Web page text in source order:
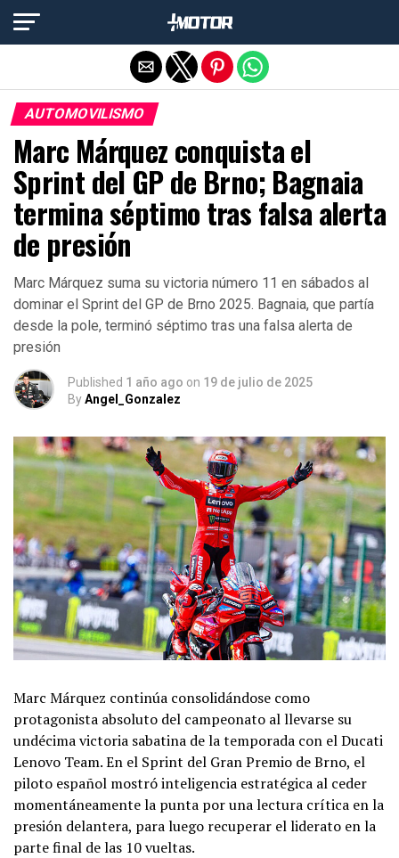
AUTOMOVILISMO
Marc Márquez conquista el
Sprint del GP de Brno; Bagnaia
termina séptimo tras falsa alerta
de presión
Marc Márquez suma su victoria número 11 en sábados al
dominar el Sprint del GP de Brno 2025. Bagnaia, que partía
desde la pole, terminó séptimo tras una falsa alerta de
presión
Published 1 año ago on 19 de julio de 2025
ByAngel_Gonzalez
Marc Márquez continúa consolidándose como
protagonista absoluto del campeonato al llevarse su
undécima victoria sabatina de la temporada con el Ducati
Lenovo Team. En el Sprint del Gran Premio de Brno, el
piloto español mostró inteligencia estratégica al ceder
momentáneamente la punta por una lectura crítica en la
presión delantera, para luego recuperar el liderato en la
parte final de las 10 vueltas.
Salir de la versión móvil